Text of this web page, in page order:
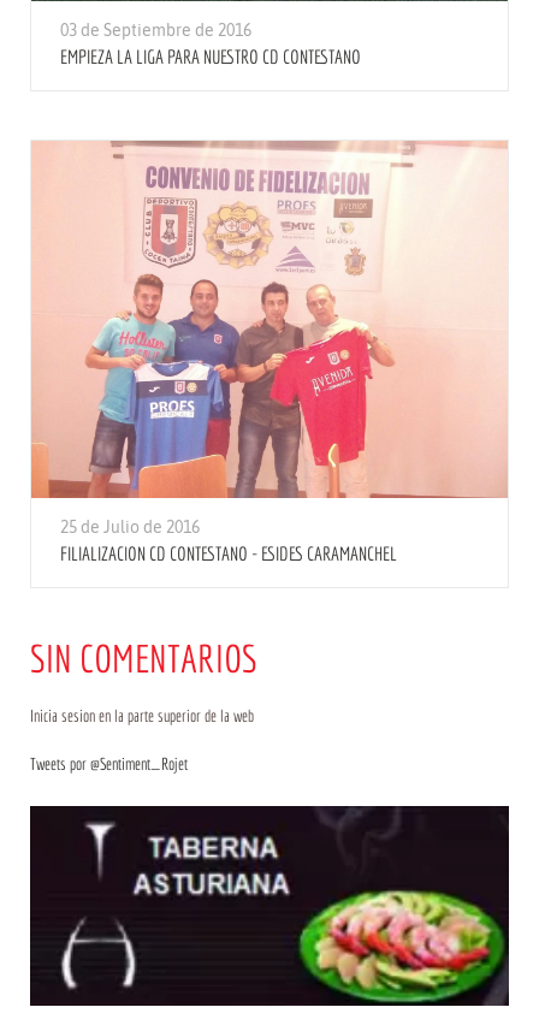
03 de Septiembre de 2016
EMPIEZA LA LIGA PARA NUESTRO CD CONTESTANO
25 de Julio de 2016
FILIALIZACION CD CONTESTANO - ESIDES CARAMANCHEL
SIN COMENTARIOS
Inicia sesion en la parte superior de la web
Tweets por @Sentiment_Rojet